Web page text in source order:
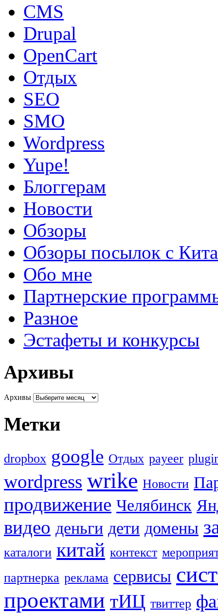
CMS
Drupal
OpenCart
Oтдых
SEO
SMO
Wordpress
Yupe!
Блоггерам
Новости
Обзоры
Обзоры посылок с
Обо мне
Партнерские
Разное
Эстафеты и конкурсы
Архивы
Архивы
Метки
dropbox google Oтдых payeer
wordpress wrike Новости
продвижение Челябинск
видео деньги дети домены
каталоги китай контекст
партнерка реклама сервисы
проектами тИЦ твиттер